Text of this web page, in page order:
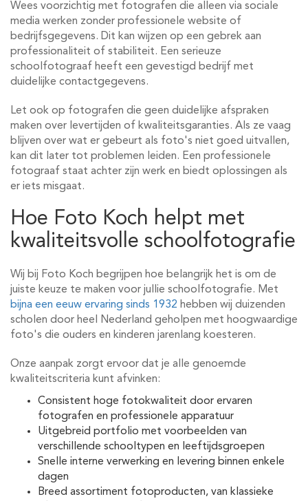
Wees voorzichtig met fotografen die alleen via sociale
media werken zonder professionele website of
bedrijfsgegevens. Dit kan wijzen op een gebrek aan
professionaliteit of stabiliteit. Een serieuze
schoolfotograaf heeft een gevestigd bedrijf met
duidelijke contactgegevens.
Let ook op fotografen die geen duidelijke afspraken
maken over levertijden of kwaliteitsgaranties. Als ze vaag
blijven over wat er gebeurt als foto's niet goed uitvallen,
kan dit later tot problemen leiden. Een professionele
fotograaf staat achter zijn werk en biedt oplossingen als
er iets misgaat.
Hoe Foto Koch helpt met
kwaliteitsvolle schoolfotografie
Wij bij Foto Koch begrijpen hoe belangrijk het is om de
juiste keuze te maken voor jullie schoolfotografie. Met
bijna een eeuw ervaring sinds 1932 hebben wij duizenden
scholen door heel Nederland geholpen met hoogwaardige
foto's die ouders en kinderen jarenlang koesteren.
Onze aanpak zorgt ervoor dat je alle genoemde
kwaliteitscriteria kunt afvinken:
Consistent hoge fotokwaliteit door ervaren
fotografen en professionele apparatuur
Uitgebreid portfolio met voorbeelden van
verschillende schooltypen en leeftijdsgroepen
Snelle interne verwerking en levering binnen enkele
dagen
Breed assortiment fotoproducten, van klassieke